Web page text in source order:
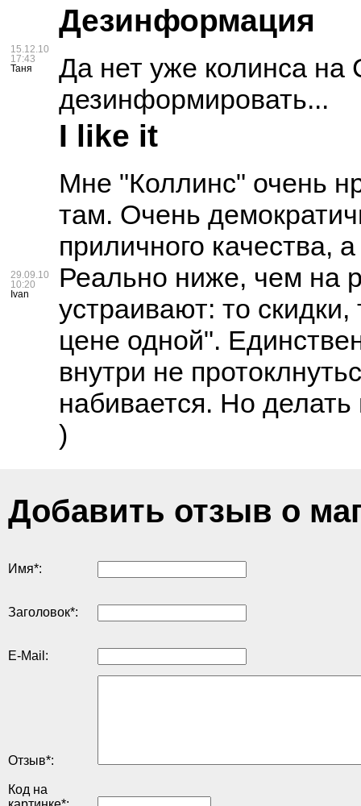
15.12.10
17:43
Таня
Дезинформация
Да нет уже колинса на
дезинформировать...
29.09.10
10:20
Ivan
I like it
Мне "Коллинс" очень
там. Очень
приличного
Реально ниже, чем на
устраивают: то
цене одной".
внутри не
набивается. Но делать
)
Добавить отзыв о
Имя*:
Заголовок*:
E-Mail:
Отзыв*:
Код на